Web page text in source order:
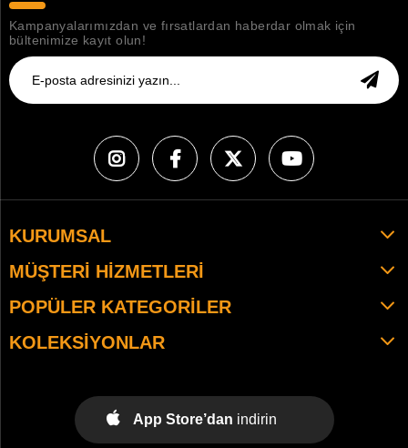
Kampanyalarımızdan ve fırsatlardan haberdar olmak için
bültenimize kayıt olun!
KURUMSAL
MÜŞTERI HIZMETLERI
POPÜLER KATEGORILER
KOLEKSIYONLAR
App Store’dan indirin